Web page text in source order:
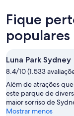
Fique
populares
Luna Park Sydney
8.4/10 (1.533
Além de atrações
este parque de
maior sorriso de
Mostrar menos